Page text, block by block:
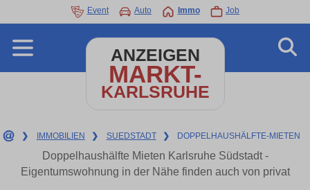
Event Auto Immo Job
ANZEIGEN
MARKT-
KARLSRUHE
❯ IMMOBILIEN ❯ SUEDSTADT ❯ DOPPELHAUSHÄLFTE-MIETEN
Doppelhaushälfte Mieten Karlsruhe Südstadt -
Eigentumswohnung in der Nähe finden auch von privat